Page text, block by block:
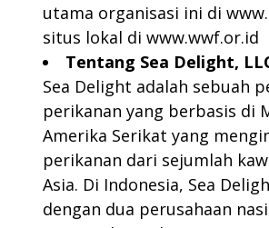
utama organisasi ini di
situs lokal di www.wwf.or.id
Tentang Sea Delight,
Sea Delight adalah sebuah
perikanan yang berbasis di
Amerika Serikat yang
perikanan dari sejumlah
Asia. Di Indonesia, Sea
dengan dua perusahaan